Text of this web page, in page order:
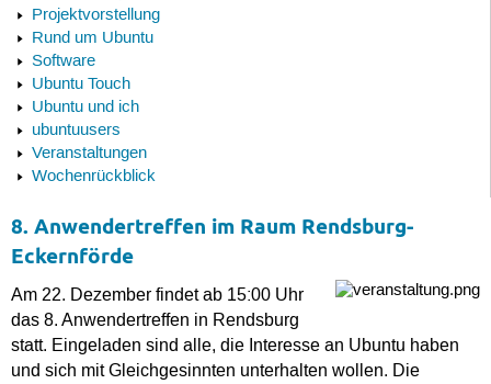
Projektvorstellung
Rund um Ubuntu
Software
Ubuntu Touch
Ubuntu und ich
ubuntuusers
Veranstaltungen
Wochenrückblick
8. Anwendertreffen im Raum Rendsburg-
Eckernförde
Am 22. Dezember findet ab 15:00 Uhr
das 8. Anwendertreffen in Rendsburg
statt. Eingeladen sind alle, die Interesse an Ubuntu haben
und sich mit Gleichgesinnten unterhalten wollen. Die